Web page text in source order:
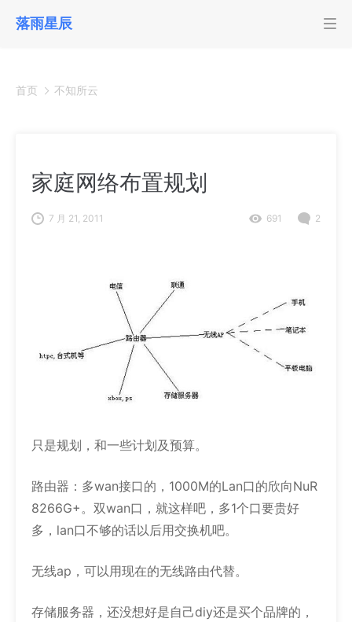
落雨星辰
首页 不知所云
家庭网络布置规划
7 月 21, 2011 691 2
只是规划，和一些计划及预算。
路由器：多wan接口的，1000M的Lan口的欣向NuR
8266G+。双wan口，就这样吧，多1个口要贵好
多，lan口不够的话以后用交换机吧。
无线ap，可以用现在的无线路由代替。
存储服务器，还没想好是自己diy还是买个品牌的，